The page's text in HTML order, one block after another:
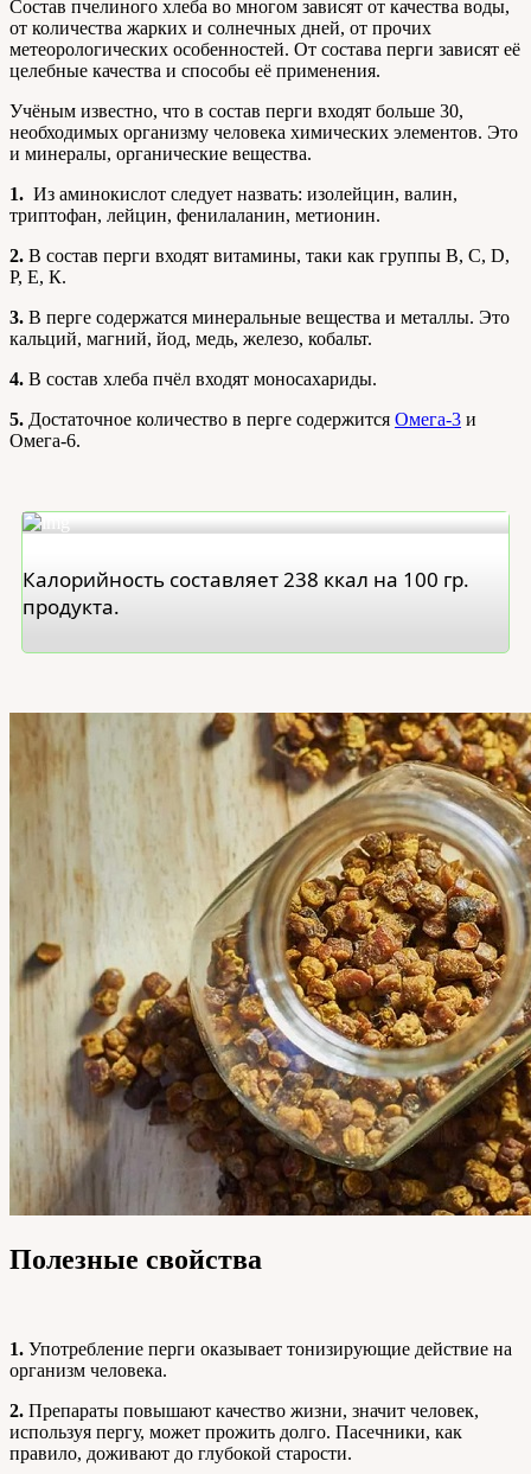
Состав пчелиного хлеба во многом зависят от качества воды,
от количества жарких и солнечных дней, от прочих
метеорологических особенностей. От состава перги зависят её
целебные качества и способы её применения.
Учёным известно, что в состав перги входят больше 30,
необходимых организму человека химических элементов. Это
и минералы, органические вещества.
1. Из аминокислот следует назвать: изолейцин, валин,
триптофан, лейцин, фенилаланин, метионин.
2. В состав перги входят витамины, таки как группы В, С, D,
Р, Е, К.
3. В перге содержатся минеральные вещества и металлы. Это
кальций, магний, йод, медь, железо, кобальт.
4. В состав хлеба пчёл входят моносахариды.
5. Достаточное количество в перге содержится Омега-3 и
Омега-6.
Калорийность составляет 238 ккал на 100 гр.
продукта.
Полезные свойства
1. Употребление перги оказывает тонизирующие действие на
организм человека.
2. Препараты повышают качество жизни, значит человек,
используя пергу, может прожить долго. Пасечники, как
правило, доживают до глубокой старости.